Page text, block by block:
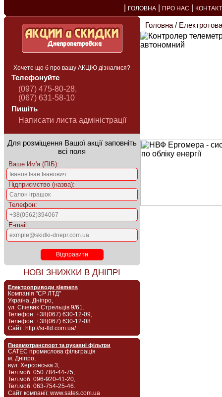
ГОЛОВНА ПРО НАС
Хочете що б про вашу АКЦІЮ дізналися?
Телефонуйте
(097) 475-80-28,
(067) 631-58-10
Пишіть
Написати листа адміністрації
Для розміщення Вашої акції заповніть
всі поля
Ваше Им'я (ПІБ):
Підприємство (назва):
Телефон:
E-mail:
НОВІ ЗНИЖКИ В ДНІПРІ
Електроприводи siemens
Компанія "СР ЛТД"
Україна, Дніпро,
ул. Січевих Стрельців 9/61.
Телефон: +38(067) 630-12-09,
Телефон: +38(067) 630-12-08.
Сайт: http://sr-ltd.com.ua/
Пневмотранспорт та рукавні фільтри
САТЕС промислова фільтрація
м. Дніпро,
вул. Херсонська 3,
Тел.моб: 050 784-44-75,
Тел.моб: 096-920-41-20,
Тел.моб: 063-754-25-46.
Сайт компанії: www.sates.com.ua
Головна /